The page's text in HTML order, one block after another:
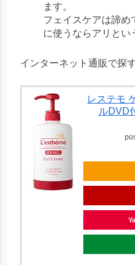
ます。
フェイスケアは諦め
に使うならアリとい
インターネット通販で探
レステモ
ルDVD